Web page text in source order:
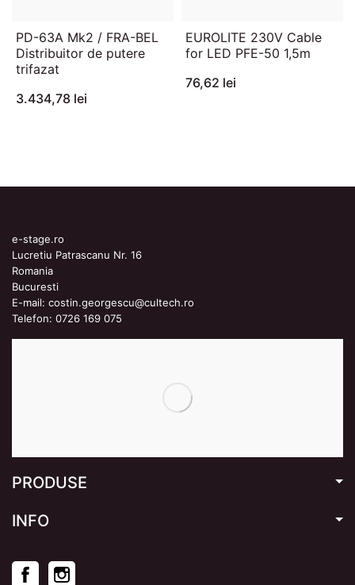
PD-63A Mk2 / FRA-BEL
Distribuitor de putere
trifazat
3.434,78 lei
EUROLITE 230V Cable
for LED PFE-50 1,5m
76,62 lei
e-stage.ro
Lucretiu Patrascanu Nr. 16
Romania
Bucuresti
E-mail: costin.georgescu@cultech.ro
Telefon: 0726 169 075
PRODUSE
INFO
Facebook